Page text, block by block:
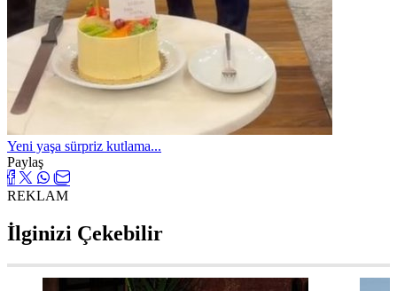
Yeni yaşa sürpriz kutlama...
Paylaş
REKLAM
İlginizi Çekebilir